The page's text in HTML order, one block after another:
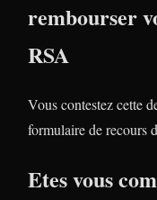
rembourser
RSA
Vous contestez cette
formulaire de recours
Etes vous